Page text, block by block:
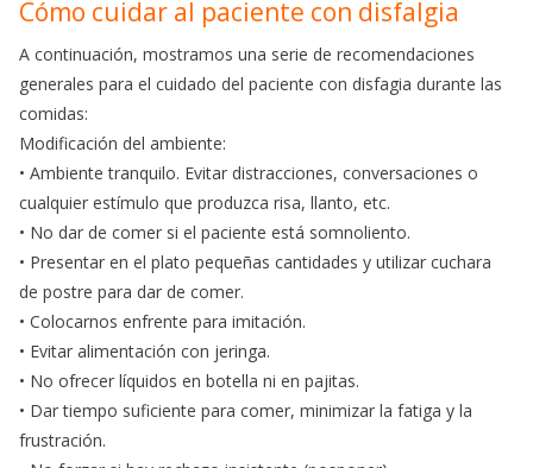
Cómo cuidar al paciente con disfalgia
A continuación, mostramos una serie de recomendaciones
generales para el cuidado del paciente con disfagia durante las
comidas:
Modificación del ambiente:
• Ambiente tranquilo. Evitar distracciones, conversaciones o
cualquier estímulo que produzca risa, llanto, etc.
• No dar de comer si el paciente está somnoliento.
• Presentar en el plato pequeñas cantidades y utilizar cuchara
de postre para dar de comer.
• Colocarnos enfrente para imitación.
• Evitar alimentación con jeringa.
• No ofrecer líquidos en botella ni en pajitas.
• Dar tiempo suficiente para comer, minimizar la fatiga y la
frustración.